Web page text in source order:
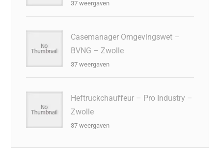
37 weergaven
Casemanager Omgevingswet –
BVNG – Zwolle
37 weergaven
Heftruckchauffeur – Pro Industry –
Zwolle
37 weergaven